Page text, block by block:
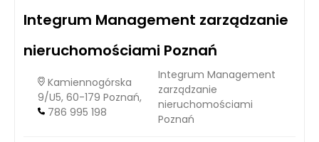
Integrum Management zarządzanie
nieruchomościami Poznań
Kamiennogórska
9/U5, 60-179 Poznań,
786 995 198
Integrum Management
zarządzanie
nieruchomościami
Poznań